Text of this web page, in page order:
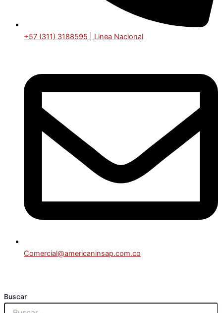
+57 (311) 3188595 | Linea Nacional
Comercial@americaninsap.com.co
Buscar